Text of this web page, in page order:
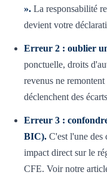
». La responsabilité
devient votre
Erreur 2 : oublier
ponctuelle, droits
revenus ne
déclenchent des
Erreur 3 :
BIC). C'est l'une des
impact direct sur le
CFE. Voir notre